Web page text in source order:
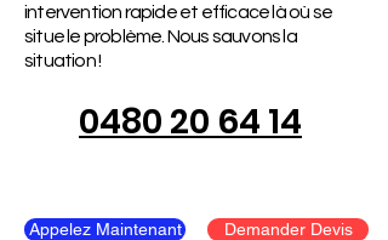
intervention rapide et efficace là où se
situe le problème. Nous sauvons la
situation !
0480 20 64 14
Appelez Maintenant Demander Devis